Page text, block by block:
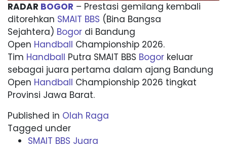
RADAR BOGOR – Prestasi gemilang kembali
ditorehkan SMAIT BBS (Bina Bangsa
Sejahtera) Bogor di Bandung
Open Handball Championship 2026.
Tim Handball Putra SMAIT BBS Bogor keluar
sebagai juara pertama dalam ajang Bandung
Open Handball Championship 2026 tingkat
Provinsi Jawa Barat.
Published in Olah Raga
Tagged under
SMAIT BBS Juara